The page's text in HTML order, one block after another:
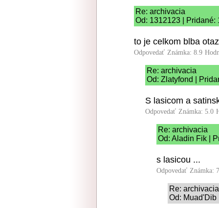
Re: archivacia
Od: 1312123 | Pridané:
to je celkom blba
Odpovedať Známka: 8.9
Re: archivacia
Od: Zlatyfond |
S lasicom a
Odpovedať Známka: 5.0
Re: archivacia
Od: Aladin Fik |
s lasicou ...
Odpovedať Známka:
Re: archivacia
Od: Muad'Dib